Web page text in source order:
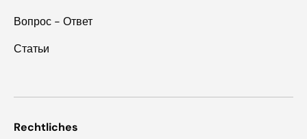
Вопрос - Ответ
Статьи
Rechtliches